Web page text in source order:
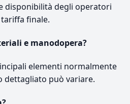
disponibilità degli operatori
finale.
e manodopera?
elementi normalmente
dettagliato può variare.